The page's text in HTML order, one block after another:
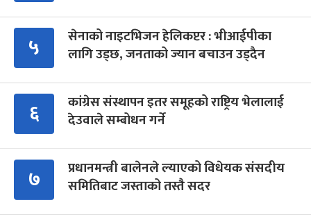
५
सेनाको नाइटभिजन हेलिकप्टर : भीआईपीका
लागि उड्छ, जनताको ज्यान बचाउन उड्दैन
६
कांग्रेस संस्थापन इतर समूहको राष्ट्रिय भेलालाई
देउवाले सम्बोधन गर्ने
७
प्रधानमन्त्री बालेनले ल्याएको विधेयक संसदीय
समितिबाट जस्ताको तस्तै सदर